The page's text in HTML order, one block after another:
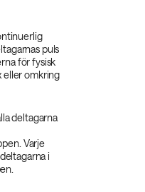
puls
för fysisk
eller omkring
deltagarna
Varje
i